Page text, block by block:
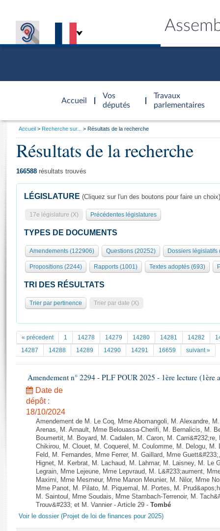
Accueil
d'accueil
Vos
députés
Travaux
parlementaires
Présidence
577 députés
Groupes politiques
Séance publique
Commissions et autres organes
Europe et International
Pétitions
Documents parlementaires
Projets de loi
Propositions de loi
Amendements
Textes adoptés
Rapports d'information
Rapports d'enquête
Rapports législatifs
Rapports sur l'application des lois
Baromètre de l’application des lois
Dossiers législatifs
Budget et sécurité sociale
Général
Rôle et pouvoirs de l'Assemblée
Organisation de l'Assemblée
Présidence Conférence des Présidents Bureau Collège des
Statistiques et chiffres clés
Documents de référence
( Constitution | Règlement de l'Assemblée ... )
Histoire
Juniors
Anciennes législatures
Liens vers les sites publics
Visiter l'Assemblée
Visite virtuelle du palais Bourbon
Assister à une séance
La Bibliothèque
Les archives
Photos libres de droit
Vous
Accueil Recherche sur... Résultats de la recherche
Résultats de la recherche
166588 résultats trouvés
LÉGISLATURE (Cliquez sur l'un des boutons pour faire un choix)
17e législature (X) Précédentes législatures
TYPES DE DOCUMENTS
Amendements (122906) Questions (20252) Dossiers législatifs
Propositions (2244) Rapports (1001) Textes adoptés (693)
TRI DES RÉSULTATS
Trier par pertinence Trier par date (X)
« précedent 1 14278 14279 14280 14281 14282
14287
14288 14289 14290 14291 16659 suivant »
Amendement n° 2294 - PLF POUR 2025 - 1ère lecture (1ère
Date de
dépôt :
18/10/2024
Amendement de M. Le Coq, Mme Abomangoli, M. Alexandre,
Arenas, M. Arnault, Mme Belouassa-Cherifi, M. Bernalicis, M.
Boumertit, M. Boyard, M. Cadalen, M. Caron, M.
Chikirou, M. Clouet, M. Coquerel, M. Coulomme, M. Delogu, M.
Feld, M. Fernandes, Mme Ferrer, M. Gaillard, Mme
Hignet, M. Kerbrat, M. Lachaud, M. Lahmar, M. Laisney, M. Le
Legrain, Mme Lejeune, Mme Lepvraud, M. L&#233;aument,
Maximi, Mme Mesmeur, Mme Manon Meunier, M. Nilor, Mme
Mme Panot, M. Pilato, M. Piquemal, M. Portes, M.
M. Saintoul, Mme Soudais, Mme Stambach-Terrenoir, M.
Trouv&#233; et M. Vannier - Article 29 - Tombé
Voir le dossier (Projet de loi de finances pour 2025)